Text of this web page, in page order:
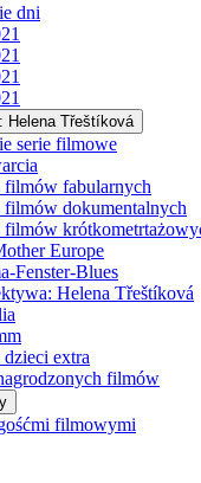
dni
Helena Třeštíková
serie filmowe
fabularnych
dokumentalnych
Europe
Fenster-Blues
Helena Třeštíková
extra
filmów
filmowymi